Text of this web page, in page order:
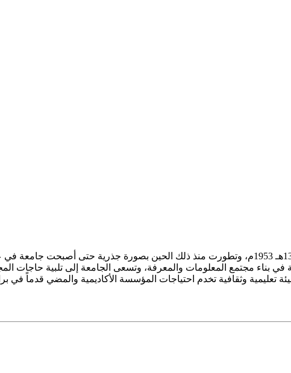
في بناء مجتمع المعلومات والمعرفة، وتسعى الجامعة إلى تلبية حاجات
تعليمية وثقافية تخدم احتياجات المؤسسة الأكاديمية والمضي قدماً في